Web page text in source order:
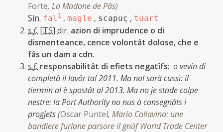
Forte, La Madone de Pâs)
Sin. fal 1 , magle , scapuç , tuart
s.f. [TS] dir. azion di imprudence o di
dismenteance, cence volontât dolose, che e
fâs un dam a cdn.
s.f. responsabilitât di efiets negatîfs: o vevin di
completâ il lavôr tal 2011. Ma nol sarà cussì: il
tiermin al è spostât al 2013. Ma no je stade colpe
nestre: la Port Authority no nus à consegnâts i
progjets(Oscar Puntel, Mario Collavino: une
bandiere furlane parsore il gnûf World Trade Center